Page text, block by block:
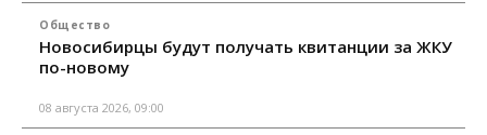
Общество
Новосибирцы будут получать квитанции за ЖКУ
по-новому
08 августа 2026, 09:00